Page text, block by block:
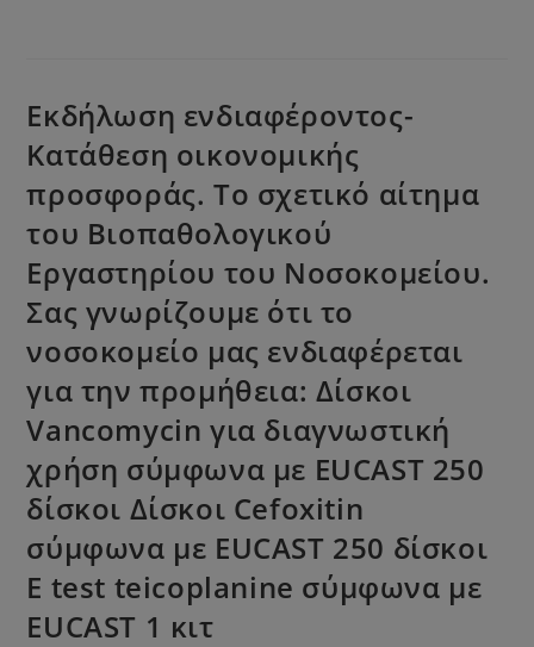
Εκδήλωση ενδιαφέροντος-
Κατάθεση οικονομικής
προσφοράς. Το σχετικό αίτημα
του Bιοπαθολογικού
Εργαστηρίου του Νοσοκομείου.
Σας γνωρίζουμε ότι το
νοσοκομείο μας ενδιαφέρεται
για την προμήθεια: Δίσκοι
Vancomycin για διαγνωστική
χρήση σύμφωνα με EUCAST 250
δίσκοι Δίσκοι Cefoxitin
σύμφωνα με EUCAST 250 δίσκοι
E test teicoplanine σύμφωνα με
EUCAST 1 κιτ